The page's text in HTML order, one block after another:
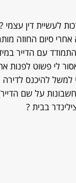
לעשיית דין עצמי
סיום החוזה
עם הדייר
לי פשוט לפנות
להיכנס
על שם
בבית ?